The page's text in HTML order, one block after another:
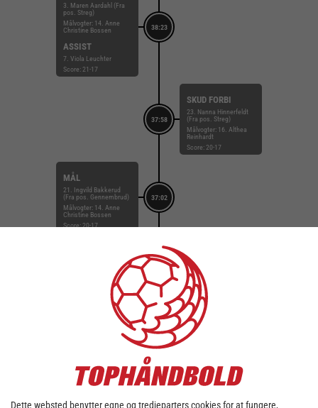
38:23
3. Maren Aardahl (Fra
pos. Streg)
Målvogter: 14. Anne
Christine Bossen
ASSIST
7. Viola Leuchter
Score: 21-17
37:58
SKUD FORBI
23. Nanna Hinnerfeldt
(Fra pos. Streg)
Målvogter: 16. Althea
Reinhardt
Score: 20-17
37:02
MÅL
21. Ingvild Bakkerud
(Fra pos. Gennembrud)
Målvogter: 14. Anne
Christine Bossen
Score: 20-17
SKUD REDDET
2. Caroline Aar (Fra
pos. Streg)
Målvogter: 16. Althea
Reinhardt
Score: 19-17
Christine Bossen
Score: 19-17
Dette websted benytter egne og tredjeparters cookies for at fungere,